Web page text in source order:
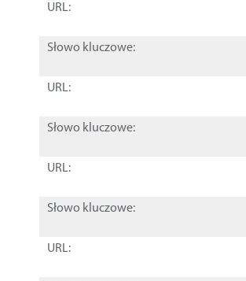
URL:
Słowo kluczowe:
URL:
Słowo kluczowe:
URL:
Słowo kluczowe:
URL: